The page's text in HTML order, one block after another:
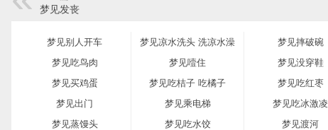
梦见发丧
梦见别人开车 梦见凉水洗头 洗凉水澡 梦见摔破碗
梦见吃鸟肉
梦见噎住 梦见没穿鞋
梦见买鸡蛋
梦见吃桔子 吃橘子 梦见吃红枣
梦见出门
梦见乘电梯 梦见吃冰激凌
梦见蒸馒头
梦见吃水饺 梦见渡河